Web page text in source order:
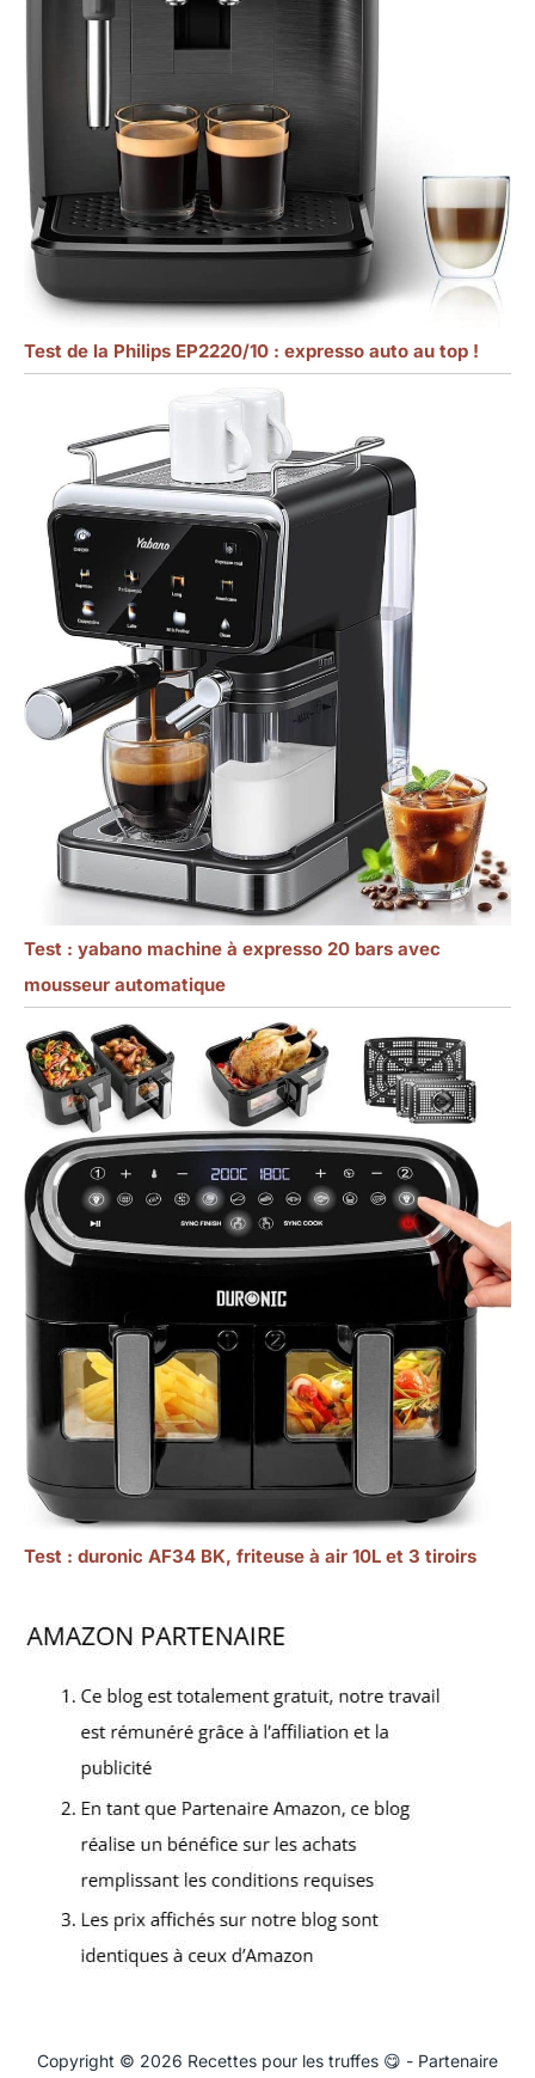
Test de la Philips EP2220/10 : expresso auto au top !
Test : yabano machine à expresso 20 bars avec
mousseur automatique
Test : duronic AF34 BK, friteuse à air 10L et 3 tiroirs
Copyright © 2026 Recettes pour les truffes 😋 - Partenaire